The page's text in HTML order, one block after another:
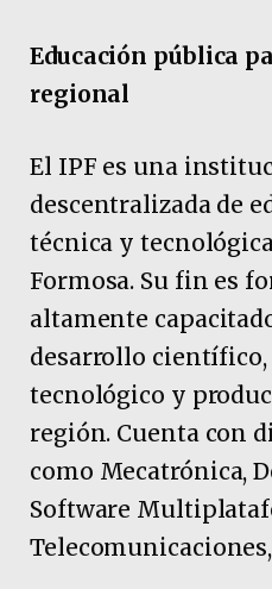
Educación pública
regional
El IPF es una
descentralizada de
técnica y
Formosa. Su fin es
altamente
desarrollo
tecnológico y
región. Cuenta con
como Mecatrónica,
Software